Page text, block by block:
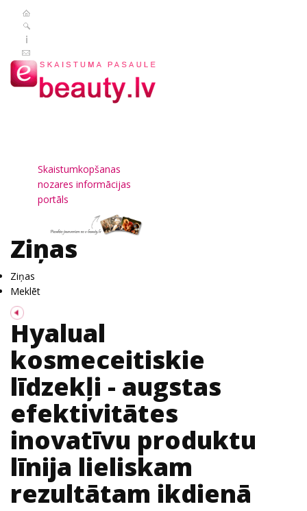
Skaistumkopšanas
nozares informācijas
portāls
Ziņas
Ziņas
Meklēt
Hyalual
kosmeceitiskie
līdzekļi - augstas
efektivitātes
inovatīvu produktu
līnija lieliskam
rezultātam ikdienā